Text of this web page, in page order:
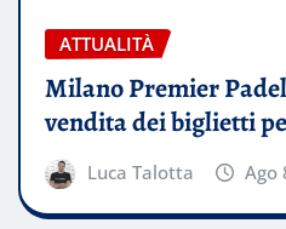
ATTUALITÀ
Milano Premier
vendita dei biglietti
Luca Talotta Ago